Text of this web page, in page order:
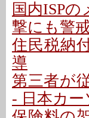
国内ISP
撃にも警
住民税納
導
第三者が
- 日本カ